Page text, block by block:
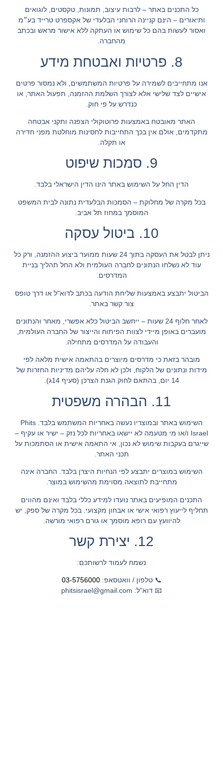
כל התכנים באתר – לרבות עיצוב, תמונות, טקסטים, לוגואים
ותיאורים – הינם קניינה הרוחני הבלעדי שלאקספרט טרייד בע״מ
ואסור לעשות בהם כל שימוש או העתקה ללא אישור מראש ובכתב
מהחברה.
8. פרטיות ואבטחת מידע
אנו מתחייבים לשמירה על פרטיות המשתמשים, ולא נמסור פרטים
אישיים לצד שלישי אלא לצורך השלמת ההזמנה, תפעול האתר, או
כנדרש על פי חוק.
האתר מאובטח באמצעות פרוטוקולי הצפנה ותקני אבטחה
מתקדמים, אולם אין בכך התחייבות לחסינות מוחלטת מפני חדירה
או תקלה.
9. סמכות שיפוט
הדין החל על השימוש באתר הינו הדין הישראלי בלבד.
בכל מקרה של מחלוקת – הסמכות הבלעדית נתונה לבית המשפט
המוסמך במחוז תל אביב.
10. ביטול עסקה
ניתן לבטל את העסקה בתוך24 שעות
ממועד ביצוע ההזמנה, ורק כל
עוד לא נשלחו הנתונים לחברה העולמית ולא החל תהליך בניית
המדרסים.
הביטול יתבצע באמצעות שליחת הודעה בכתב לדוא"ל או דרך טופס
צור קשר באתר.
לאחר חלוף 24 שעות – ייחשב הביטול כלא אפשרי, מאחר והנתונים
מועברים באופן מיידי לצוות הפיתוח והייצור של החברה העולמית,
והעבודה על המדרסים מתחילה.
מובהר בזאת כי מדרסים מיוצרים בהתאמה אישית מלאה לפי
מידות ונתונים של הלקוח, ולכןלא חלה עליהם מדיניות החזרות של
14 יום
, בהתאם לחוק הגנת הצרכן (סעיף 14ג).
11. הבהרה משפטית
השימוש באתר ובמוצריו נעשה באחריות המשתמש בלבד. Phits
Israel ו/או מי מטעמה
לא יישאו באחריות לכל נזק – ישיר או עקיף –
שייגרם בעקבות שימוש לא נכון, אי התאמה אישית או הסתמכות על
תכני האתר.
השימוש במוצרים יתבצע לפי הנחיות היצרן בלבד. החברה אינה
מתחייבת לתוצאה מסוימת מהשימוש במוצר.
התכנים המופיעים באתר נועדו למידע כללי בלבד ואינם מהווים
תחליף לייעוץ רפואי אישי או אבחון מקצועי. בכל מקרה של ספק, יש
להיוועץ עם רופא מוסמך או גורם רפואי מורשה.
12. יצירת קשר
נשמח לעמוד לרשותכם:
📞 טלפון / וואטסאפ:03-5756000
📧 דוא"ל: phitsisrael@gmail.com